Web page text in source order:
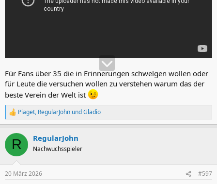
Für Fans über 35 die in Erinnerungen schwelgen wollen oder
für Leute die versuchen wollen zu verstehen warum das der
beste Verein der Welt ist
R
e
k
i
e
Piaget, RegularJohn undGladio
R RegularJohn
Nachwuchsspieler
20 März 2026 #597